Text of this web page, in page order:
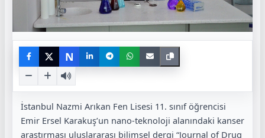
N
İstanbul Nazmi Arıkan Fen Lisesi 11. sınıf öğrencisi
Emir Ersel Karakuş’un nano-teknoloji alanındaki kanser
araştırması uluslararası bilimsel dergi “Journal of Drug